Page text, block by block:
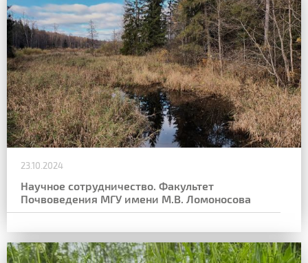
23.10.2024
Научное сотрудничество. Факультет
Почвоведения МГУ имени М.В. Ломоносова